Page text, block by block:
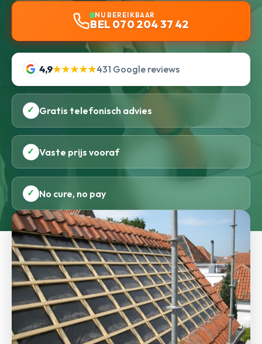
NU BEREIKBAAR
BEL 070 204 37 42
4,9★★★★★431 Google reviews
✓ Gratis telefonisch advies
✓ Vaste prijs vooraf
✓ No cure, no pay